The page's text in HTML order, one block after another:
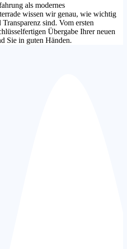
als modernes
wissen wir genau, wie wichtig
sind. Vom ersten
Übergabe Ihrer neuen
Sie in guten Händen.